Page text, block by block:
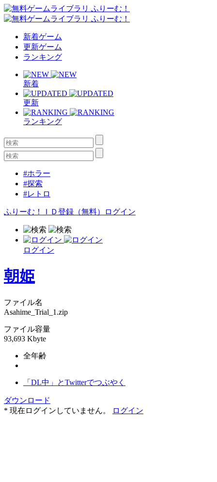
新着ゲーム
更新ゲーム
ランキング
新着
更新
ランキング
#ホラー
#探索
#レトロ
ふりーむ！ＩＤ登録（無料） ログイン
ログイン
朝姫
ファイル名
Asahime_Trial_1.zip
ファイル容量
93,693 Kbyte
全年齢
「DL中」とTwitterでつぶやく
ダウンロード
* 現在ログインしていません。
ログイン